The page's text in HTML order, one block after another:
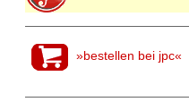
»bestellen bei jpc«